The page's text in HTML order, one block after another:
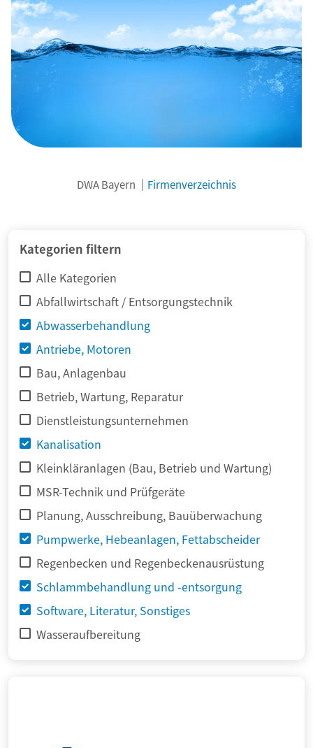
DWA Bayern Firmenverzeichnis
Kategorien filtern
Alle Kategorien
Abfallwirtschaft / Entsorgungstechnik
Abwasserbehandlung
Antriebe, Motoren
Bau, Anlagenbau
Betrieb, Wartung, Reparatur
Dienstleistungsunternehmen
Kanalisation
Kleinkläranlagen (Bau, Betrieb und Wartung)
MSR-Technik und Prüfgeräte
Planung, Ausschreibung, Bauüberwachung
Pumpwerke, Hebeanlagen, Fettabscheider
Regenbecken und Regenbeckenausrüstung
Schlammbehandlung und -entsorgung
Software, Literatur, Sonstiges
Wasseraufbereitung